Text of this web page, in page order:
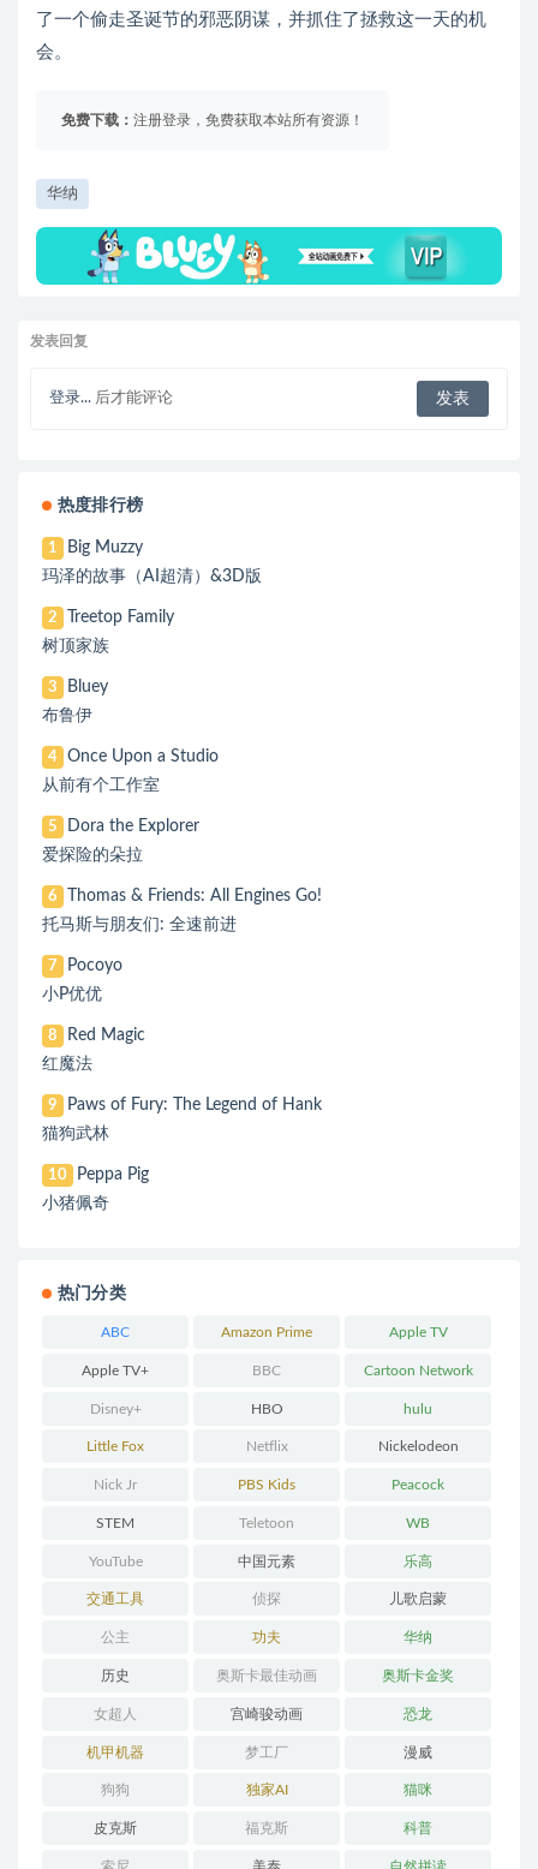
了一个偷走圣诞节的邪恶阴谋，并抓住了拯救这一天的机
会。
免费下载： 注册登录，免费获取本站所有资源！
华纳
发表回复
登录... 后才能评论
热度排行榜
1
Big Muzzy
玛泽的故事（AI超清）&3D版
2
Treetop Family
树顶家族
3
Bluey
布鲁伊
4
Once Upon a Studio
从前有个工作室
5
Dora the Explorer
爱探险的朵拉
6
Thomas & Friends: All Engines Go!
托马斯与朋友们: 全速前进
7
Pocoyo
小P优优
8
Red Magic
红魔法
9
Paws of Fury: The Legend of Hank
猫狗武林
10
Peppa Pig
小猪佩奇
热门分类
ABC Amazon Prime Apple TV
Apple TV+ BBC Cartoon Network
Disney+ HBO hulu
Little Fox Netflix Nickelodeon
Nick Jr PBS Kids Peacock
STEM Teletoon WB
YouTube 中国元素 乐高
交通工具 侦探 儿歌启蒙
公主 功夫 华纳
历史 奥斯卡最佳动画 奥斯卡金奖
女超人 宫崎骏动画 恐龙
机甲机器 梦工厂 漫威
狗狗 独家AI 猫咪
皮克斯 福克斯 科普